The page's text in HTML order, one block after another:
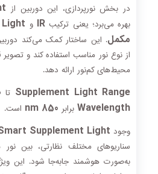
در بخش نورپردازی، این دوربین از
بهره می‌برد؛ یعنی ترکیبIR و
مکمل. این ساختار کمک می‌کند
از نوع نور مناسب استفاده کند و
محیط‌های کم‌نور ارائه دهد.
Supplement Light Range تا
Wavelengthبرابر 850 nm
است.
وجود Supplement Light
سناریوهای مختلف نظارتی، بین
به‌صورت هوشمند جابه‌جا شود. این